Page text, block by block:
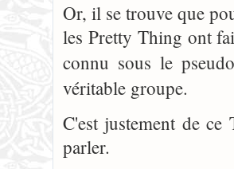
Or, il se trouve que
les Pretty Thing ont
connu sous le
véritable groupe.
C'est justement de
parler.